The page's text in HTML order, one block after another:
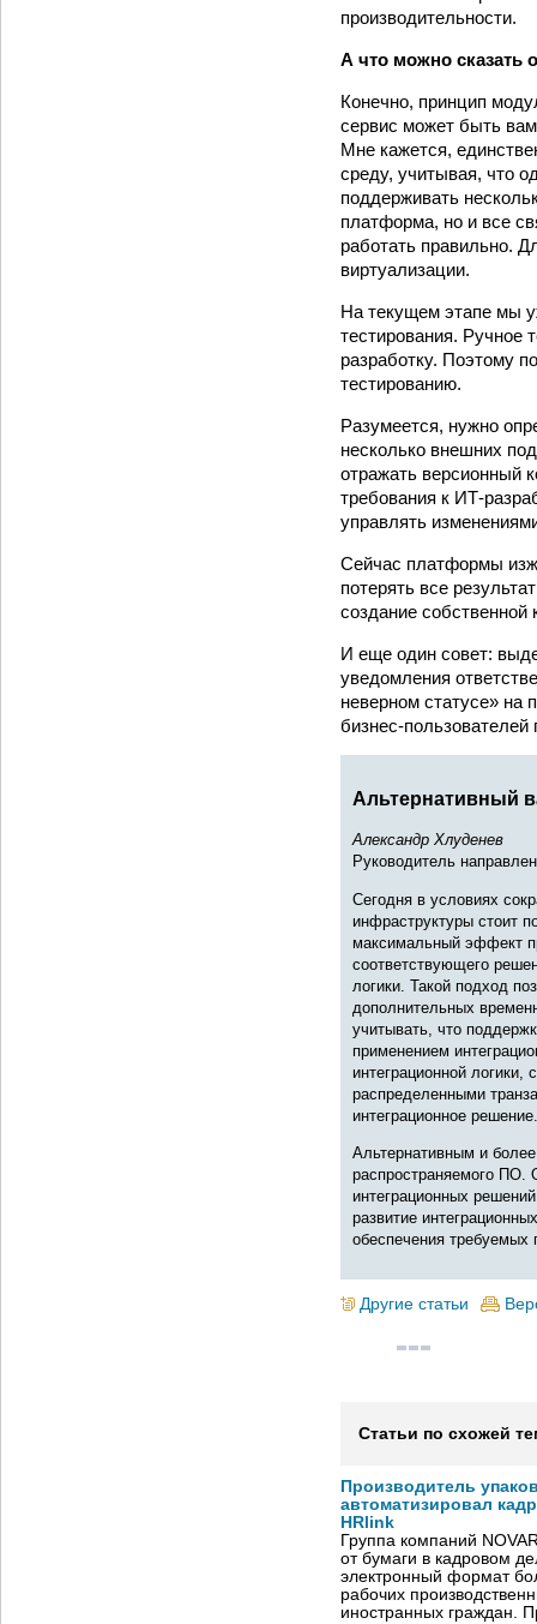
производительности.
А что можно сказать
Конечно, принцип
сервис может быть
Мне кажется,
среду, учитывая, что
поддерживать
платформа, но и все
работать правильно.
виртуализации.
На текущем этапе мы
тестирования. Ручное
разработку. Поэтому
тестированию.
Разумеется, нужно
несколько внеш­них
отражать версионный
требования к ИТ-
управлять
Сейчас платформы
потерять все
создание собственной
И еще один совет:
уведомления
неверном статусе» на
бизнес-
Альтернативный
Александр Хлуденев
Руководитель
Сегодня в условиях
инфраструктуры стоит
максимальный эффект
соответствующего
логики. Такой подход
дополнительных
учитывать, что
применением
интеграционной логики,
распределенными
интеграционное решение.
Альтернативным и
распространяемого ПО.
интеграционных
развитие
обеспечения требуемых
Другие статьи
Статьи по схожей
Производитель
автоматизировал
HRlink
Группа компаний
от бумаги в кадровом
электронный формат
рабочих
иностранных граждан.